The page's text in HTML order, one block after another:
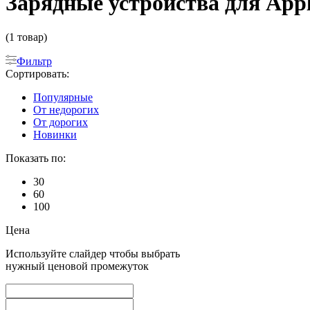
(1 товар)
Фильтр
Сортировать:
Популярные
От недорогих
От дорогих
Новинки
Показать по:
30
60
100
Цена
Используйте слайдер чтобы выбрать
нужный ценовой промежуток